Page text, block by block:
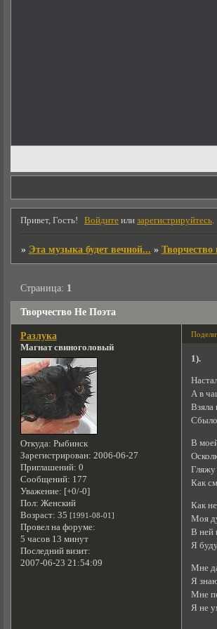
Привет, Гость! Войдитеили зарегистрируйтесь.
» Эта музыка будет вечной... » Творчество
Творчество Не Поэта
Страница: 1
Разлука
Магнат свиноголовый
Откуда: Рыбинск
Зарегистрирован: 2006-06-27
Приглашений: 0
Сообщений: 177
Уважение: [+0/-0]
Пол: Женский
Возраст: 35 [1991-08-01]
Провел на форуме:
5 часов 13 минут
Последний визит:
2007-06-23 21:54:09
1).
А в
Взяла
В
Гляжу
Как
Как
Моя
В ней
Я
Мне
Я
Мне
Я не